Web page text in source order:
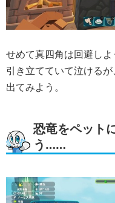
せめて真四角は回避し
引き立てていて泣ける
出てみよう。
恐竜をペット
う……